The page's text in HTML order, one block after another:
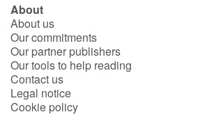
About
About us
Our commitments
Our partner publishers
Our tools to help reading
Contact us
Legal notice
Cookie policy